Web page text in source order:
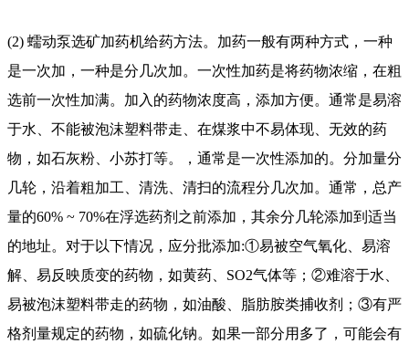
(2) 蠕动泵选矿加药机给药方法。加药一般有两种方式，一种
是一次加，一种是分几次加。一次性加药是将药物浓缩，在粗
选前一次性加满。加入的药物浓度高，添加方便。通常是易溶
于水、不能被泡沫塑料带走、在煤浆中不易体现、无效的药
物，如石灰粉、小苏打等。，通常是一次性添加的。分加量分
几轮，沿着粗加工、清洗、清扫的流程分几次加。通常，总产
量的60% ~ 70%在浮选药剂之前添加，其余分几轮添加到适当
的地址。对于以下情况，应分批添加:①易被空气氧化、易溶
解、易反映质变的药物，如黄药、SO2气体等；②难溶于水、
易被泡沫塑料带走的药物，如油酸、脂肪胺类捕收剂；③有严
格剂量规定的药物，如硫化钠。如果一部分用多了，可能会有